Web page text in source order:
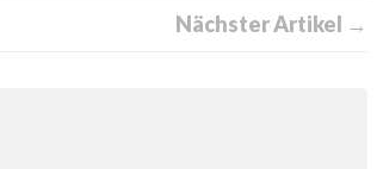
Nächster Artikel →